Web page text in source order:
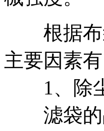
根据布
主要因素
1、除尘
滤袋的